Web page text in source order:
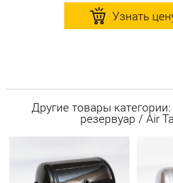
Узнать
Другие товары
резервуар / Air